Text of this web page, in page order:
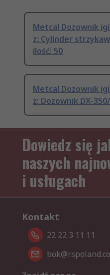
Metcal Dozownik
z: Cylinder
ilość: 50
Metcal Dozownik
z: Dozownik DX-
Dowiedz się
naszych
i usługach
Kontakt
22 22 3 11 11